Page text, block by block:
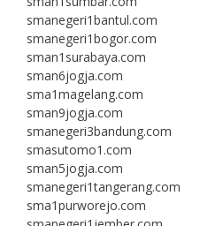
smanegeri1bantul.com
smanegeri1bogor.com
sman1surabaya.com
sman6jogja.com
sma1magelang.com
sman9jogja.com
smanegeri3bandung.com
smasutomo1.com
sman5jogja.com
smanegeri1tangerang.com
sma1purworejo.com